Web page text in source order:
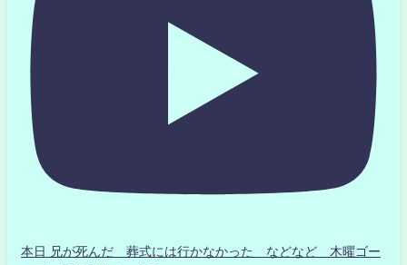
本日 兄が死んだ 葬式には行かなかった などなど 木曜ゴー